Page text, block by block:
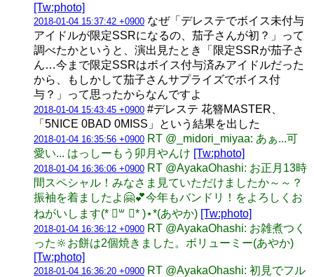
[Tw:photo]
2018-01-04 15:37:42 +0900 なぜ「デレステでボイス未付与
アイドルが限定SSRになるの、茄子さんが初？」って
調べたかというと、演出見たとき「限定SSRが茄子さ
ん…今まで限定SSRはボイス付与済みアイドルだった
から、もしかして茄子さんサプライズでボイス付
与？」って思ったからなんですよ
2018-01-04 15:43:45 +0900 #デレステ 花簪MASTER、
「5NICE 0BAD 0MISS」という結果を出した
2018-01-04 16:35:56 +0900 RT @_midori_miyaa: あぁ...可
愛い... はっしーもう卯月やんけ [Tw:photo]
2018-01-04 16:36:06 +0900 RT @AyakaOhashi: お正月13時
間スペシャル！みなさま見ていただけましたか～～？
振袖を着ましたよ🤗💕今年もバンドリ！をよろしくお
ねがいします(* ॑꒳ ॑* )⋆*(あやか) [Tw:photo]
2018-01-04 16:36:12 +0900 RT @AyakaOhashi: お雑煮つく
った🔆お餅は2個焼きました。ボリューミー(あやか)
[Tw:photo]
2018-01-04 16:36:20 +0900 RT @AyakaOhashi: 初見でフル